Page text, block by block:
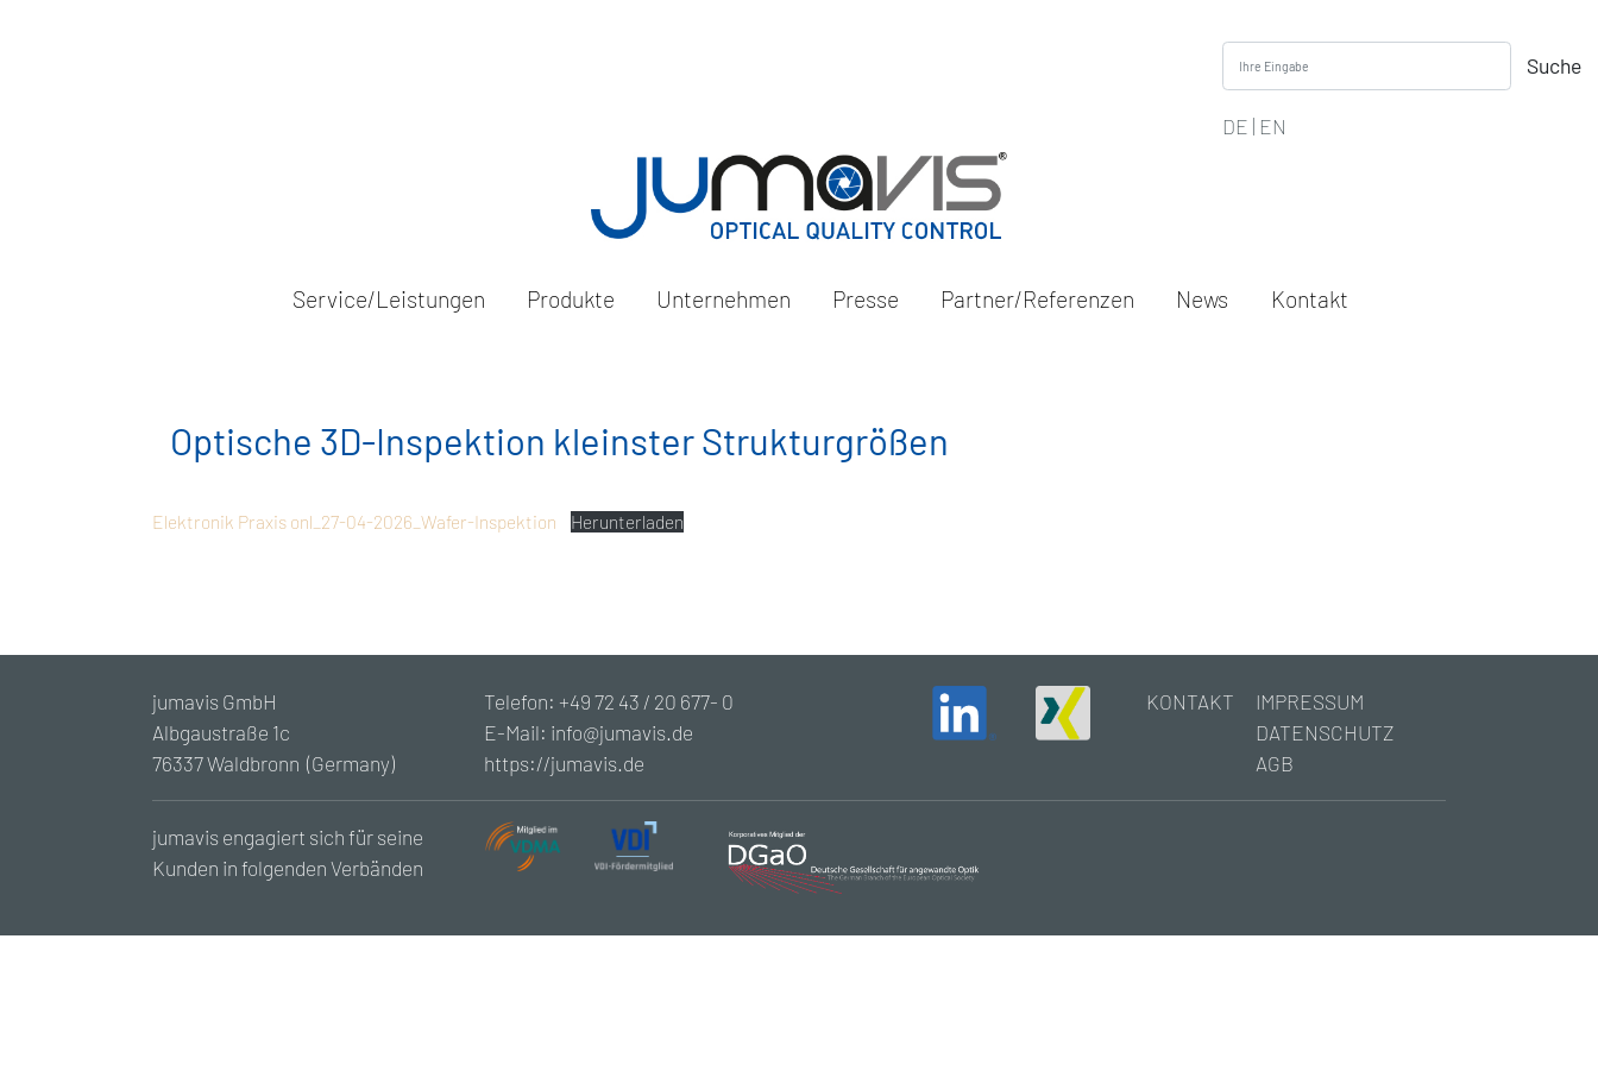
Suche
DE EN
Service/Leistungen Produkte Unternehmen Presse Partner/Referenzen News Kontakt
Optische 3D-Inspektion kleinster Strukturgrößen
Elektronik Praxis onl_27-04-2026_Wafer-Inspektion Herunterladen
jumavis GmbH
Albgaustraße 1c
76337 Waldbronn (Germany)
Telefon: +49 72 43 / 20 677- 0
E-Mail: info@jumavis.de
https://jumavis.de
KONTAKT
IMPRESSUM
DATENSCHUTZ
AGB
jumavis engagiert sich für seine
Kunden in folgenden Verbänden